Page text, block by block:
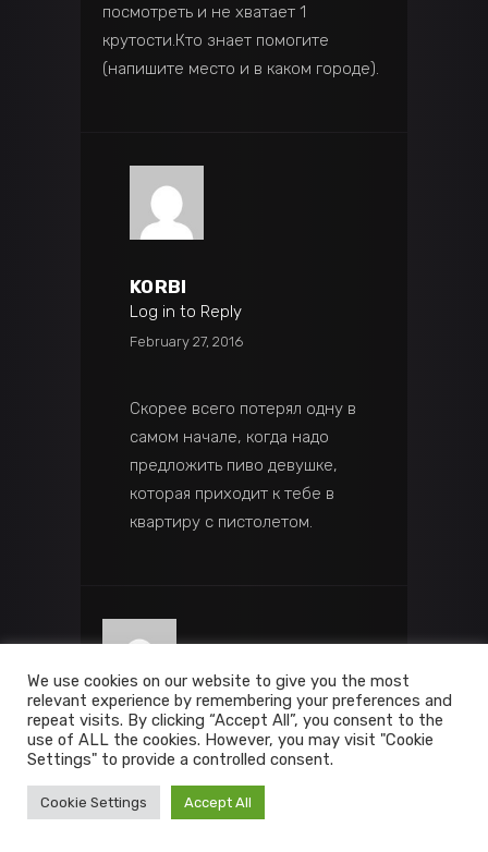
посмотреть и не хватает 1
крутости.Кто знает помогите
(напишите место и в каком городе).
KORBI
Log in to Reply
February 27, 2016
Скорее всего потерял одну в
самом начале, когда надо
предложить пиво девушке,
которая приходит к тебе в
квартиру с пистолетом.
ZHAMMER
Log in to Reply
February 27, 2016
We use cookies on our website to give you the most
relevant experience by remembering your preferences and
repeat visits. By clicking “Accept All”, you consent to the
use of ALL the cookies. However, you may visit "Cookie
Settings" to provide a controlled consent.
Cookie Settings Accept All